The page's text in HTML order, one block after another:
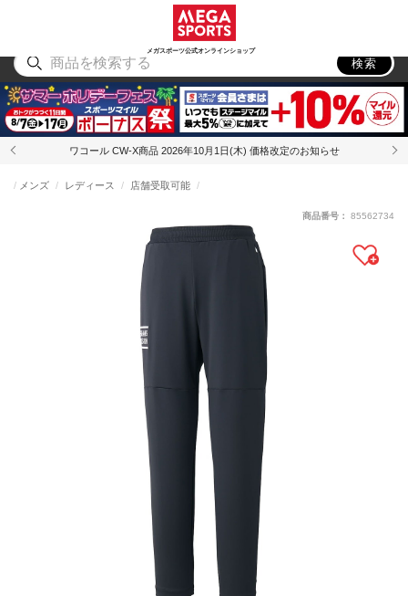
メガスポーツ公式オンラインショップ
アウトドア
検索
ワコール CW-X商品 2026年10月1日(木) 価格改定のお知らせ
メンズ レディース 店舗受取可能
商品番号： 85562734